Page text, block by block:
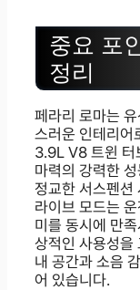
중요 포
정리
페라리 로마는
스러운 인테리어
3.9L V8 트윈
마력의 강력한
정교한 서스펜션
라이브 모드는
미를 동시에 만
상적인 사용성을
내 공간과 소음
어 있습니다.